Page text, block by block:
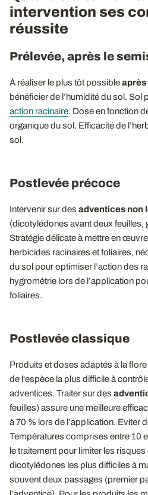
intervention ses
réussite
Prélevée, après le
À réaliser le plus tôt possibleaprès
bénéficier de l’humidité du sol. Sol
action racinaire. Dose en fonction
organique du sol. Efficacité de
sol.
Postlevée précoce
Intervenir sur des adventices non
(dicotylédones avant deux feuilles,
Stratégie délicate à mettre en
herbicides racinaires et foliaires,
du sol pour optimiser l’action des
hygrométrie lors de l’application
foliaires.
Postlevée classique
Produits et doses adaptés à la
de l'espèce la plus difficile à
adventices. Traiter sur des
feuilles) assure une meilleure
à 70 % lors de l’application. Eviter
Températures comprises entre 10
le traitement pour limiter les
dicotylédones les plus difficiles à
souvent deux passages (premier